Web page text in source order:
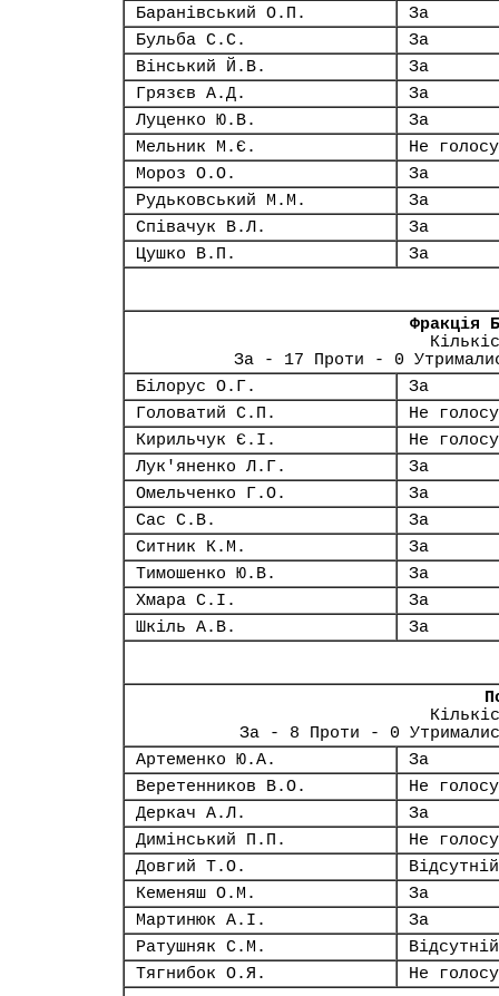
Баранівський О.П.
За
Бульба С.С.
За
Вінський Й.В.
За
Грязєв А.Д.
За
Луценко Ю.В.
За
Мельник М.Є.
Не
Мороз О.О.
За
Рудьковський М.М.
За
Співачук В.Л.
За
Цушко В.П.
За
Фракція
За - 17 Проти - 0
Білорус О.Г.
За
Головатий С.П.
Не
Кирильчук Є.І.
Не
Лук'яненко Л.Г.
За
Омельченко Г.О.
За
Сас С.В.
За
Ситник К.М.
За
Тимошенко Ю.В.
За
Хмара С.І.
За
Шкіль А.В.
За
За - 8 Проти - 0
Артеменко Ю.А.
За
Веретенников В.О.
Не
Деркач А.Л.
За
Димінський П.П.
Не
Довгий Т.О.
Відсутній
Кеменяш О.М.
За
Мартинюк А.І.
За
Ратушняк С.М.
Відсутній
Тягнибок О.Я.
Не